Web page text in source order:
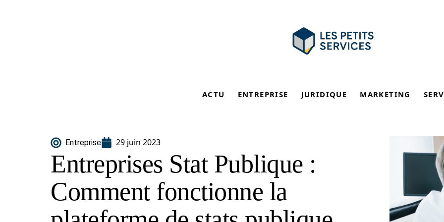
ACTU ENTREPRISE JURIDIQUE MARKETING
Entreprise 29 juin 2023
Entreprises Stat Publique :
Comment fonctionne la